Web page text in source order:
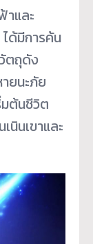
และ
ด้มีการค้น
ตถุดัง
ยนะภัย
มต้นชีวิต
นินเขาและ